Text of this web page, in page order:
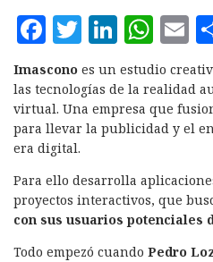
F
a
c
e
b
o
o
k
T
w
it
te
r
L
i
n
k
e
d
I
n
W
h
at
s
A
p
p
E
l
Imascono es un estudio
las tecnologías de la realidad
virtual. Una empresa que
para llevar la publicidad y el
era digital.
Para ello desarrolla
proyectos interactivos, que
con sus usuarios potenciales
Todo empezó cuando Pedro